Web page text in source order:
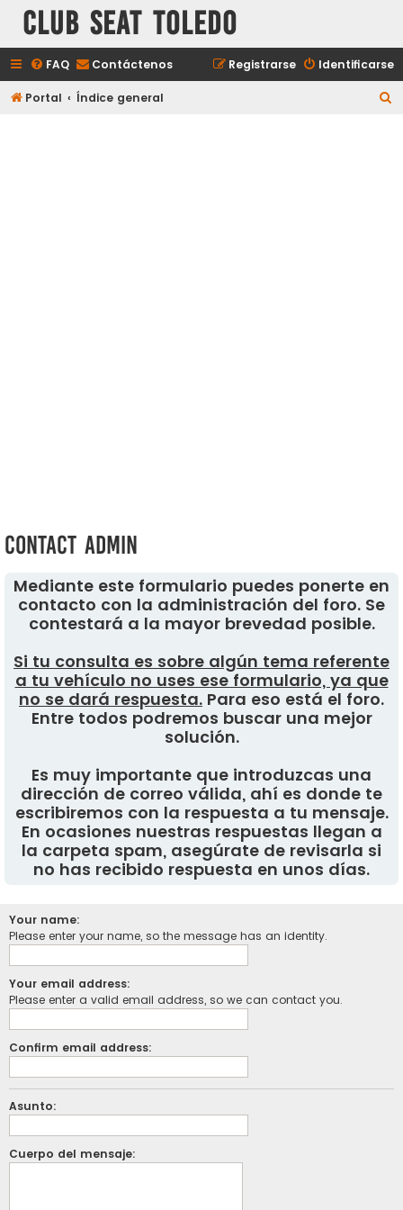
Club Seat Toledo
FAQ Contáctenos Identificarse
Registrarse
Portal Índice general
Contact Admin
Mediante este formulario puedes ponerte en
contacto con la administración del foro. Se
contestará a la mayor brevedad posible.
Si tu consulta es sobre algún tema referente
a tu vehículo no uses ese formulario, ya que
no se dará respuesta. Para eso está el foro.
Entre todos podremos buscar una mejor
solución.
Es muy importante que introduzcas una
dirección de correo válida, ahí es donde te
escribiremos con la respuesta a tu mensaje.
En ocasiones nuestras respuestas llegan a
la carpeta spam, asegúrate de revisarla si
no has recibido respuesta en unos días.
Your name:
Please enter your name, so the message has an identity.
Your email address:
Please enter a valid email address, so we can contact you.
Confirm email address:
Asunto:
Cuerpo del mensaje: